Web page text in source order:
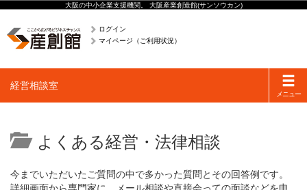
大阪の中小企業支援機関。 大阪産業創造館(サンソウカン)
ログイン
マイページ（ご利用状況）
Toggle
メニュー
経営相談室
よくある経営・法律相談
今までいただいたご質問の中で多かった質問とその回答例です。